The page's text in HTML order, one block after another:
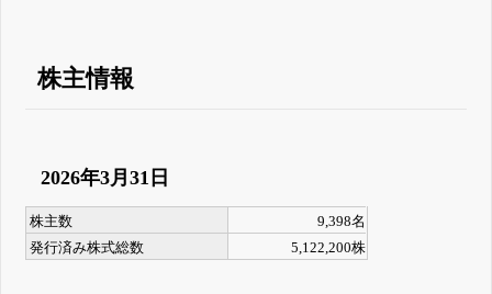
株主情報
2026年3月31日
株主数
9,398名
発行済み株式総数
5,122,200株